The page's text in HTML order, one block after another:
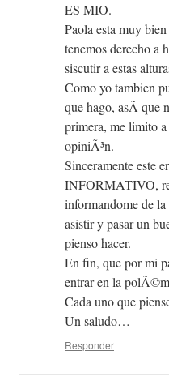
ES MIO.
Paola esta muy
tenemos derecho a
siscutir a estas
Como yo tambien
que hago, asÃ­ que
primera, me limito
opiniÃ³n.
Sinceramente este
INFORMATIVO,
informandome de
asistir y pasar un
pienso hacer.
En fin, que por mi
entrar en la
Cada uno que
Un saludo…
Responder